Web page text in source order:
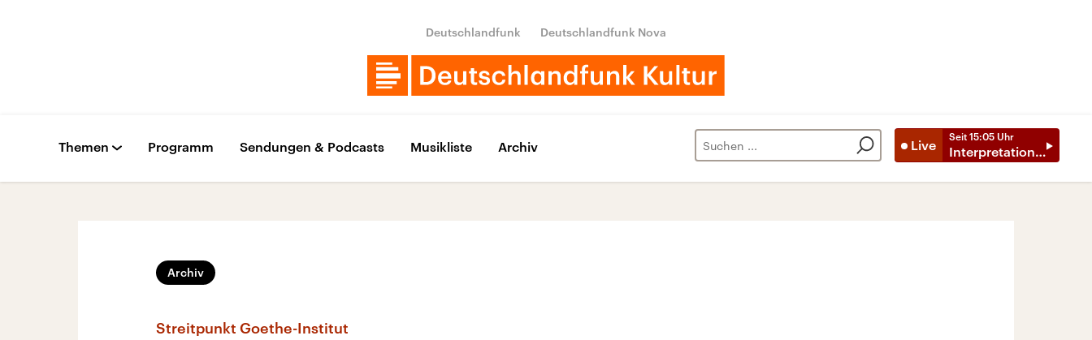
Deutschlandfunk Deutschlandfunk Nova
Live
Seit 15:05 Uhr
Interpretationen
Themen Programm Sendungen & Podcasts Musikliste Archiv
Archiv
Streitpunkt Goethe-Institut